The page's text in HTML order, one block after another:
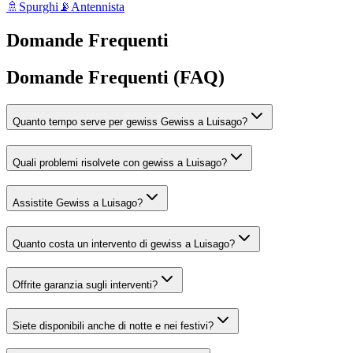
🚿 Spurghi 📡 Antennista
Domande Frequenti
Domande Frequenti (FAQ)
Quanto tempo serve per gewiss Gewiss a Luisago?
Quali problemi risolvete con gewiss a Luisago?
Assistite Gewiss a Luisago?
Quanto costa un intervento di gewiss a Luisago?
Offrite garanzia sugli interventi?
Siete disponibili anche di notte e nei festivi?